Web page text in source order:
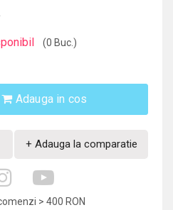
(0 Buc.)
Adauga in cos
+ Adauga la comparatie
> 400 RON